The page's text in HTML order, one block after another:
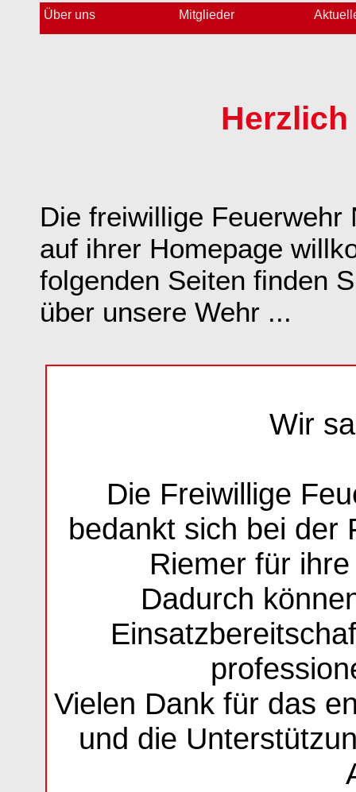
Über uns Mitglieder
Die freiwillige
auf ihrer Homepage
folgenden Seiten finden
über unsere Wehr ...
Wir
Die Freiwillige
bedankt sich bei der
Riemer für
Dadurch
Vielen Dank für das
und die